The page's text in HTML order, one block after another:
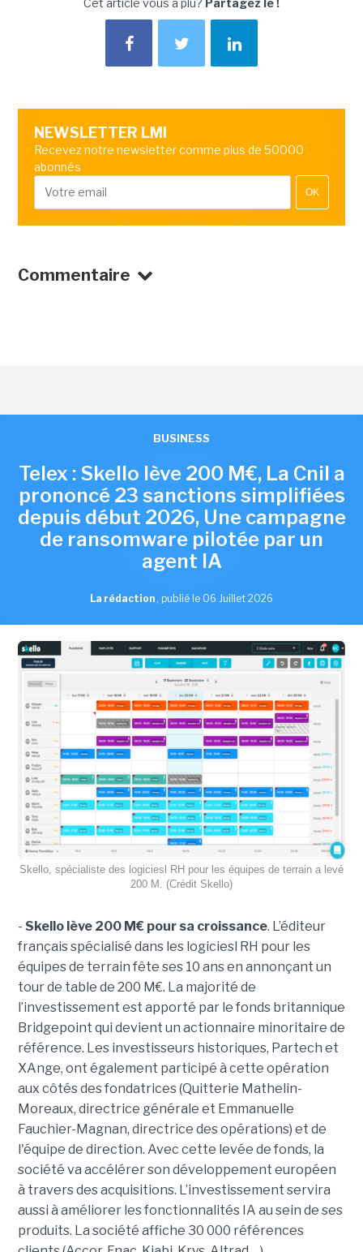
NEWSLETTER LMI
Recevez notre newsletter comme plus de 50000
abonnés
OK
Commentaire
BUSINESS
Telex : Skello lève 200 M€, La Cnil a
prononcé 23 sanctions simplifiées
depuis début 2026, Une campagne
de ransomware pilotée par un
agent IA
La rédaction , publié le 06 Juillet 2026
Skello, spécialiste des logiciesl RH pour les équipes de terrain a levé
200 M. (Crédit Skello)
- Skello lève 200 M€ pour sa croissance. L’éditeur
français spécialisé dans les logiciesl RH pour les
équipes de terrain fête ses 10 ans en annonçant un
tour de table de 200 M€. La majorité de
l’investissement est apporté par le fonds britannique
Bridgepoint qui devient un actionnaire minoritaire de
référence. Les investisseurs historiques, Partech et
XAnge, ont également participé à cette opération
aux côtés des fondatrices (Quitterie Mathelin-
Moreaux, directrice générale et Emmanuelle
Fauchier-Magnan, directrice des opérations) et de
l'équipe de direction. Avec cette levée de fonds, la
société va accélérer son développement européen
à travers des acquisitions. L’investissement servira
aussi à améliorer les fonctionnalités IA au sein de ses
produits. La société affiche 30 000 références